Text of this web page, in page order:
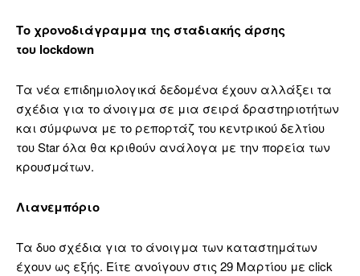
Το χρονοδιάγραμμα της σταδιακής άρσης
του lockdown
Τα νέα επιδημιολογικά δεδομένα έχουν αλλάξει τα
σχέδια για το άνοιγμα σε μια σειρά δραστηριοτήτων
και σύμφωνα με το ρεπορτάζ του κεντρικού δελτίου
τουStarόλα θα κριθούν ανάλογα με την πορεία των
κρουσμάτων.
Λιανεμπόριο
Τα δυο σχέδια για το άνοιγμα των καταστημάτων
έχουν ως εξής. Είτε ανοίγουν στις 29 Μαρτίου με click